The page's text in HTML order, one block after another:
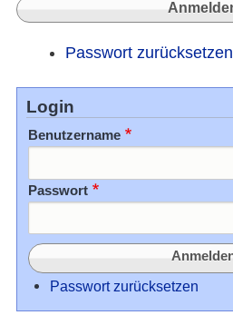
Passwort zurücksetzen
Login
Benutzername
Passwort
Passwort zurücksetzen